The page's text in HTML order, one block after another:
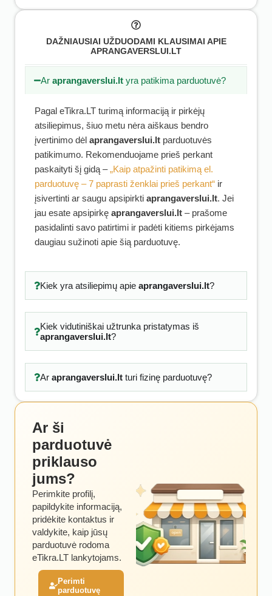
DAŽNIAUSIAI UŽDUODAMI KLAUSIMAI APIE
APRANGAVERSLUI.LT
Araprangaverslui.lt yra patikima parduotuvė?
Pagal eTikra.LT turimą informaciją ir pirkėjų
atsiliepimus, šiuo metu nėra aiškaus bendro
įvertinimo dėl aprangaverslui.lt parduotuvės
patikimumo. Rekomenduojame prieš perkant
paskaityti šį gidą –„Kaip atpažinti patikimą el.
parduotuvę – 7 paprasti ženklai prieš perkant“ ir
įsivertinti ar saugu apsipirkti aprangaverslui.lt. Jei
jau esate apsipirkę aprangaverslui.lt – prašome
pasidalinti savo patirtimi ir padėti kitiems pirkėjams
daugiau sužinoti apie šią parduotuvę.
Kiek yra atsiliepimų apie aprangaverslui.lt?
Kiek vidutiniškai užtrunka pristatymas iš
aprangaverslui.lt?
Ar aprangaverslui.ltturi fizinę parduotuvę?
Ar ši
parduotuvė
priklauso
jums?
Perimkite profilį,
papildykite informaciją,
pridėkite kontaktus ir
valdykite, kaip jūsų
parduotuvė rodoma
eTikra.LT lankytojams.
Perimti
parduotuvę